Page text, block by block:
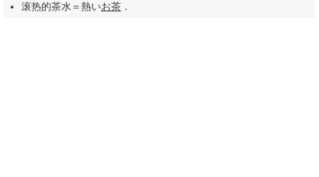
滚热的茶水＝熱いお茶 ．